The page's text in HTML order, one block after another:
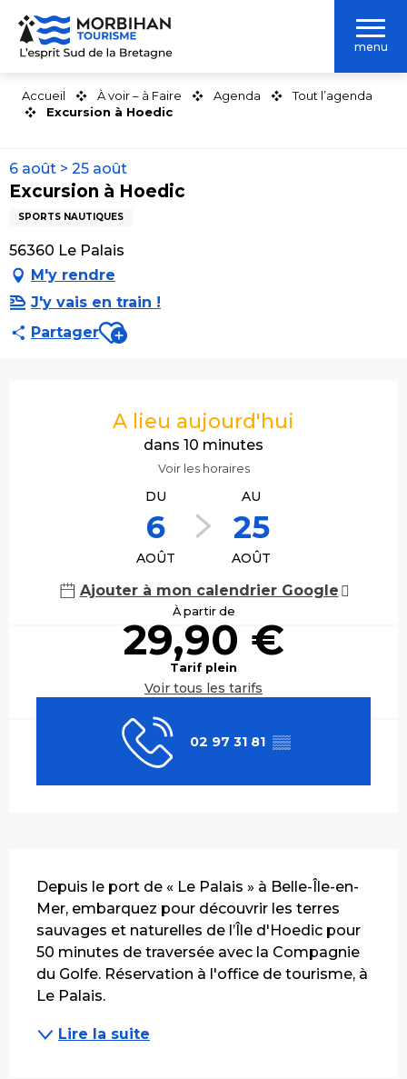
Aller
contenu
menu
Accueil À voir – à Faire Agenda
Tout l’agenda
Excursion à Hoedic
6 août > 25 août
Excursion à Hoedic
SPORTS NAUTIQUES
56360 Le Palais
M'y rendre
J'y vais en train !
PartagerAjouter aux favoris
A lieu aujourd'hui
dans 10 minutes
Voir les horaires
DU
6
AOÛT
AU
25
AOÛT
Ajouter à mon calendrier Google
À partir de
29,90 €
Tarif plein
Voir tous les tarifs
02 97 31 81 ▒▒
Depuis le port de « Le Palais » à Belle-Île-en-
Mer, embarquez pour découvrir les terres
sauvages et naturelles de l’Île d'Hoedic pour
50 minutes de traversée avec la Compagnie
du Golfe. Réservation à l'office de tourisme, à
Le Palais.
Lire la suite